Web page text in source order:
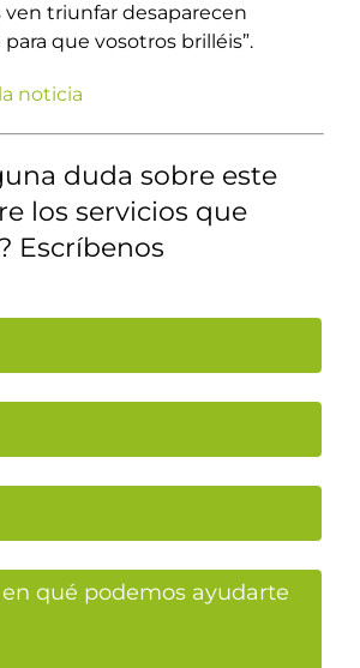
triunfar desaparecen
que vosotros brilléis”.
noticia
duda sobre este
los servicios que
Escríbenos